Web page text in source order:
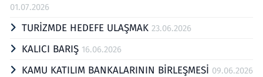
01.07.2026
TURİZMDE HEDEFE ULAŞMAK 23.06.2026
KALICI BARIŞ 16.06.2026
KAMU KATILIM BANKALARININ BİRLEŞMESİ 09.06.2026